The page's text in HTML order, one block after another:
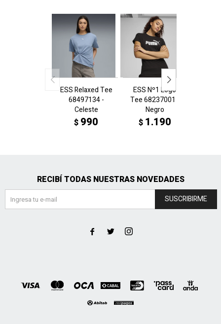
ESS Relaxed Tee
68497134 -
Celeste
$ 990
ESS Nº1 Logo
Tee 68237001 -
Negro
$ 1.190
RECIBÍ TODAS NUESTRAS NOVEDADES
SUSCRIBIRME
  